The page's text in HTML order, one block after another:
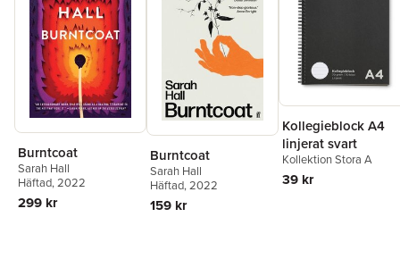
Burntcoat
Sarah Hall
Häftad, 2022
299 kr
Burntcoat
Sarah Hall
Häftad, 2022
159 kr
Kollegieblock A4
linjerat svart
Kollektion Stora A
39 kr